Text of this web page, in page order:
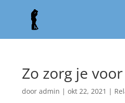
Zo zorg je
door admin | okt 22, 2021 |